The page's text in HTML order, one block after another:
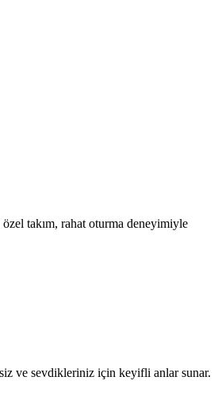
takım, rahat oturma deneyimiyle
ve sevdikleriniz için keyifli anlar sunar.